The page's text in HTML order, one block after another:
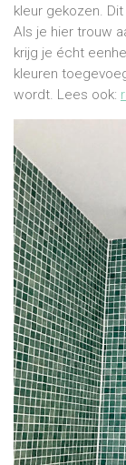
kleur gekozen.
Als je hier trouw
krijg je écht
kleuren
wordt. Lees ook: